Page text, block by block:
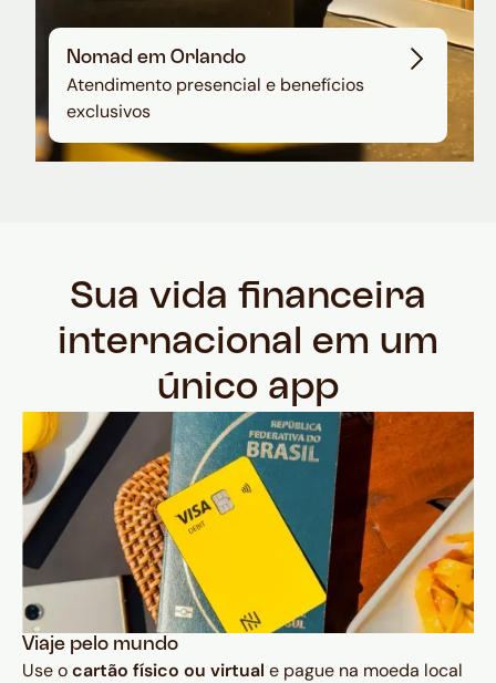
Nomad em Orlando
Atendimento presencial e benefícios
exclusivos
Sua vida financeira
internacional em um
único app
Viaje pelo mundo
Use ocartão físico ou virtual e pague na moeda local